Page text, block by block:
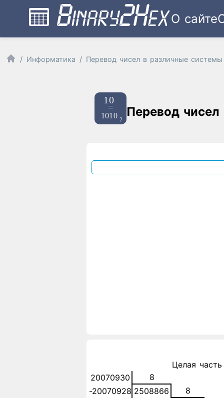
О сайте
Информатика Перевод чисел в различные системы
Перевод
Целая
20070930
8
-20070928 2508866
8